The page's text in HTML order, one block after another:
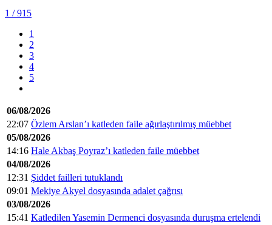
1 / 915
1
2
3
4
5
06/08/2026
22:07 Özlem Arslan’ı katleden faile ağırlaştırılmış müebbet
05/08/2026
14:16 Hale Akbaş Poyraz’ı katleden faile müebbet
04/08/2026
12:31 Şiddet failleri tutuklandı
09:01 Mekiye Akyel dosyasında adalet çağrısı
03/08/2026
15:41 Katledilen Yasemin Dermenci dosyasında duruşma ertelendi